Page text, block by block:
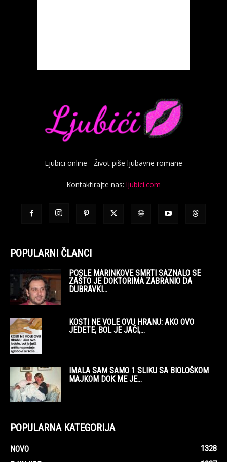
Ljubici online - Život piše ljubavne romane
Kontaktirajte nas: ljubici.com
POPULARNI ČLANCI
POSLE MARINKOVE SMRTI SAZNALO SE
ZAŠTO JE DOKTORIMA ZABRANIO DA
DUBRAVKI...
KOSTI NE VOLE OVU HRANU: AKO OVO
JEDETE, BOL JE JAČI,...
IMALA SAM SAMO 1 SLIKU SA BIOLOŠKOM
MAJKOM DOK ME JE...
POPULARNA KATEGORIJA
NOVO
1328